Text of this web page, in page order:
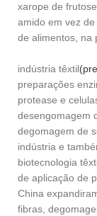
xarope de
amido em vez
de alimentos, na
indústria têxtil
preparações
protease e
desengomagem
degomagem de
indústria e
biotecnologia
de aplicação de
China
fibras,